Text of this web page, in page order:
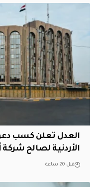
العدل تعلن كسب
الأردنية لصالح شركة
قبل 20 ساعة